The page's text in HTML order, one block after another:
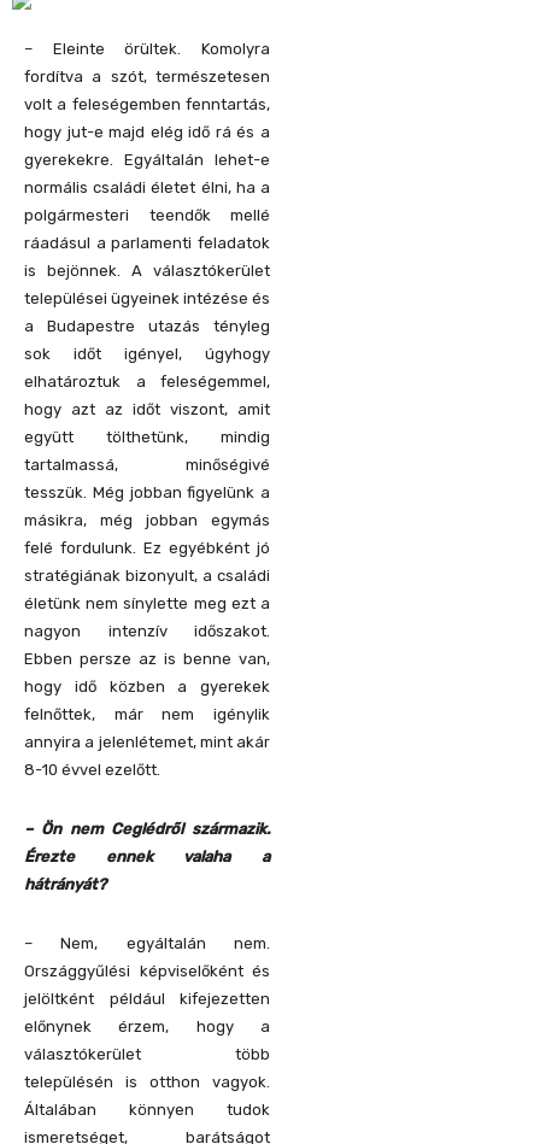
– Eleinte örültek. Komolyra
fordítva a szót, természetesen
volt a feleségemben fenntartás,
hogy jut-e majd elég idő rá és a
gyerekekre. Egyáltalán lehet-e
normális családi életet élni, ha a
polgármesteri teendők mellé
ráadásul a parlamenti feladatok
is bejönnek. A választókerület
települései ügyeinek intézése és
a Budapestre utazás tényleg
sok időt igényel, úgyhogy
elhatároztuk a feleségemmel,
hogy azt az időt viszont, amit
együtt tölthetünk, mindig
tartalmassá, minőségivé
tesszük. Még jobban figyelünk a
másikra, még jobban egymás
felé fordulunk. Ez egyébként jó
stratégiának bizonyult, a családi
életünk nem sínylette meg ezt a
nagyon intenzív időszakot.
Ebben persze az is benne van,
hogy idő közben a gyerekek
felnőttek, már nem igénylik
annyira a jelenlétemet, mint akár
8-10 évvel ezelőtt.
– Ön nem Ceglédről származik.
Érezte ennek valaha a
hátrányát?
– Nem, egyáltalán nem.
Országgyűlési képviselőként és
jelöltként például kifejezetten
előnynek érzem, hogy a
választókerület több
településén is otthon vagyok.
Általában könnyen tudok
ismeretséget, barátságot